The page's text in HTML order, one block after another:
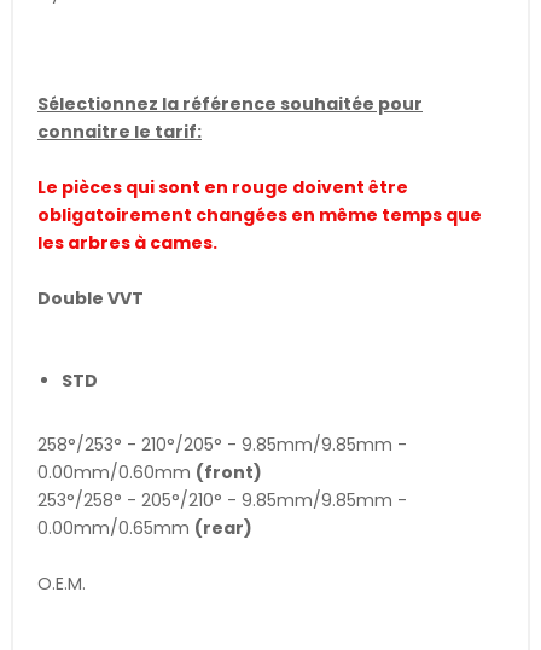
Sélectionnez la référence souhaitée pour
connaitre le tarif:
Le pièces qui sont en rouge doivent être
obligatoirement changées en même temps que
les arbres à cames.
Double VVT
STD
258°/253° - 210°/205° - 9.85mm/9.85mm -
0.00mm/0.60mm (front)
253°/258° - 205°/210° - 9.85mm/9.85mm -
0.00mm/0.65mm (rear)
O.E.M.